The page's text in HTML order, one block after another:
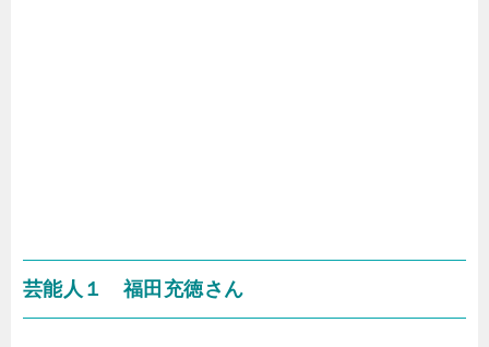
芸能人１ 福田充徳さん